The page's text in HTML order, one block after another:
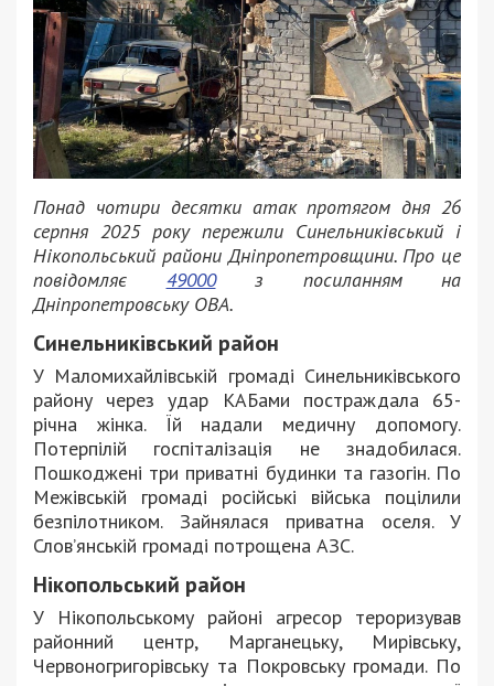
Понад чотири десятки атак протягом дня 26
серпня 2025 року пережили Синельниківський і
Нікопольський райони Дніпропетровщини. Про це
повідомляє 49000з посиланням на
Дніпропетровську ОВА.
Синельниківський район
У Маломихайлівській громаді Синельниківського
району через удар КАБами постраждала 65-
річна жінка. Їй надали медичну допомогу.
Потерпілій госпіталізація не знадобилася.
Пошкоджені три приватні будинки та газогін. По
Межівській громаді російські війська поцілили
безпілотником. Зайнялася приватна оселя. У
Слов’янській громаді потрощена АЗС.
Нікопольський район
У Нікопольському районі агресор тероризував
районний центр, Марганецьку, Мирівську,
Червоногригорівську та Покровську громади. По